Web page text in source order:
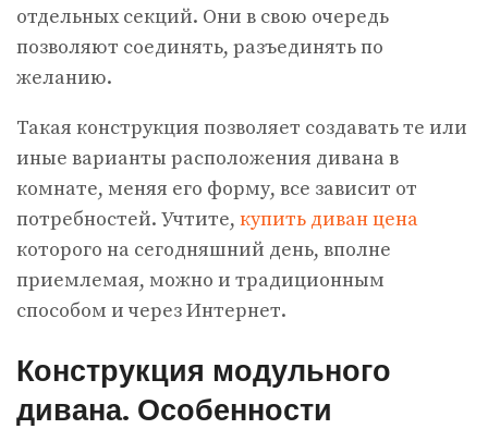
отдельных секций. Они в свою очередь
позволяют соединять, разъединять по
желанию.
Такая конструкция позволяет создавать те или
иные варианты расположения дивана в
комнате, меняя его форму, все зависит от
потребностей. Учтите, купить диван цена
которого на сегодняшний день, вполне
приемлемая, можно и традиционным
способом и через Интернет.
Конструкция модульного
дивана. Особенности